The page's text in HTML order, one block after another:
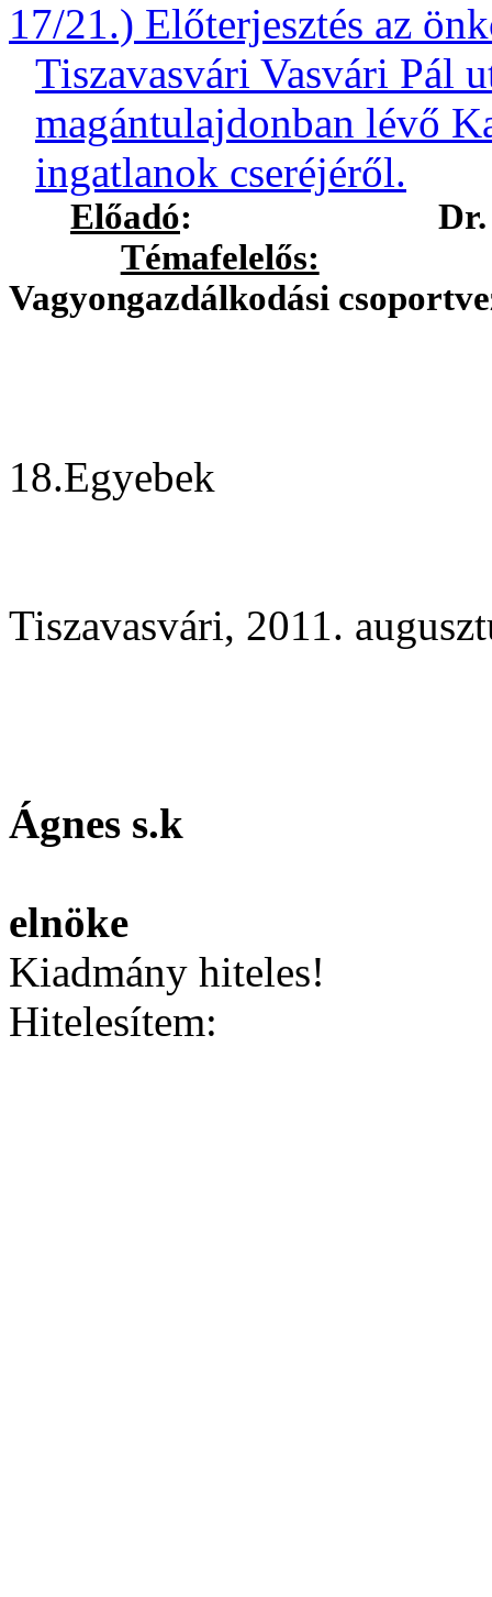
17/21.) Előterjesztés az
Tiszavasvári Vasvári Pál
magántulajdonban lévő
ingatlanok cseréjéről.
Előadó:
Témafelelős:
Vagyongazdálkodási
18.Egyebek
Tiszavasvári, 2011.
Ágnes s.k
Kiadmány hiteles!
Hitelesítem: